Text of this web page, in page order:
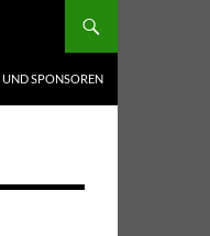
UND SPONSOREN